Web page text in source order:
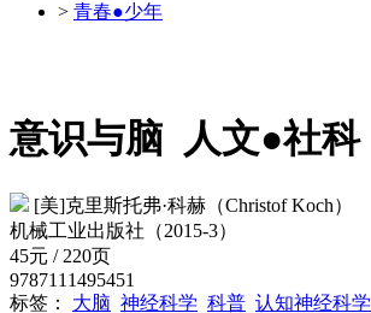
> 青春●少年
意识与脑 人文●社科
[美]克里斯托弗·科赫（Christof Koch）
机械工业出版社（2015-3）
45元 / 220页
9787111495451
标签： 大脑 神经科学 科普 认知神经科学